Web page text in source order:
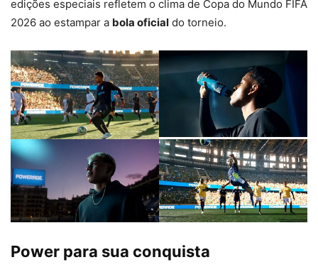
edições especiais refletem o clima de Copa do Mundo FIFA
2026 ao estampar a bola oficial do torneio.
Power para sua conquista